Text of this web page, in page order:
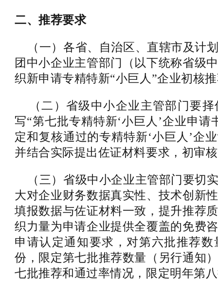
二、推荐要求
（一）各省、自治区、直辖市及计
团中小企业主管部门（以下统称省级
织新申请专精特新“小巨人”企业初核
（二）省级中小企业主管部门要择
写“第七批专精特新‘小巨人’企业申请
定和复核通过的专精特新‘小巨人’企
并结合实际提出佐证材料要求，初审
（三）省级中小企业主管部门要切
大对企业财务数据真实性、技术创新
填报数据与佐证材料一致，提升推荐
织力量为申请企业提供全覆盖的免费
申请认定通知要求，对第六批推荐
份，限定第七批推荐数量（另行通知
七批推荐和通过率情况，限定明年第